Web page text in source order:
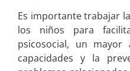
Es importante trabajar la
los niños para
psicosocial, un mayor
capacidades y la